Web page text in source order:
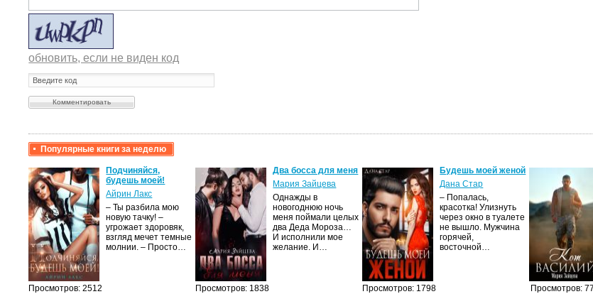
обновить, если не виден код
Популярные книги за неделю
Просмотров: 2512
Подчиняйся,
будешь моей!
Айрин Лакс
– Ты разбила мою
новую тачку! –
угрожает здоровяк,
взгляд мечет темные
молнии. – Просто…
Просмотров: 1838
Два босса для меня
Мария Зайцева
Однажды в
новогоднюю ночь
меня поймали целых
два Деда Мороза…
И исполнили мое
желание. И…
Просмотров: 1798
Будешь моей женой
Дана Стар
– Попалась,
красотка! Улизнуть
через окно в туалете
не вышло. Мужчина
горячей,
восточной…
Просмотров: